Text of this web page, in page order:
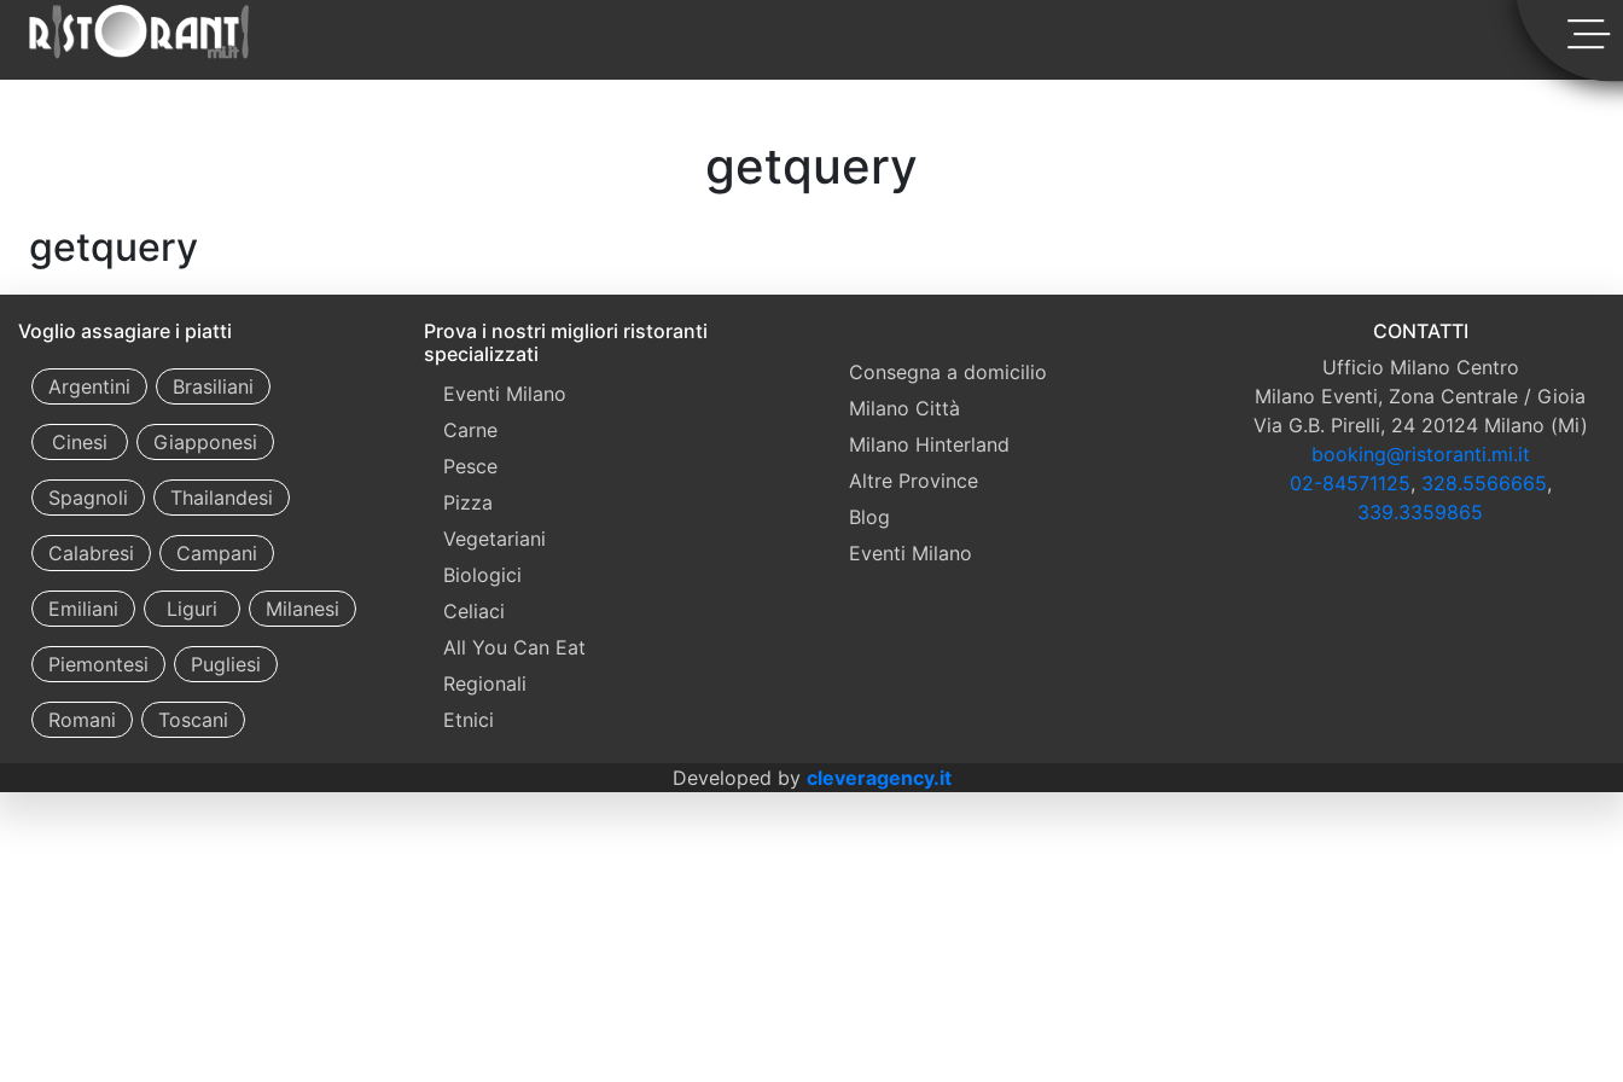
getquery
getquery
Voglio assagiare i piatti
Argentini Brasiliani
Cinesi Giapponesi
Spagnoli Thailandesi
Calabresi Campani
Emiliani Liguri Milanesi
Piemontesi Pugliesi
Romani Toscani
Prova i nostri migliori ristoranti
specializzati
Eventi Milano
Carne
Pesce
Pizza
Vegetariani
Biologici
Celiaci
All You Can Eat
Regionali
Etnici
Consegna a domicilio
Milano Città
Milano Hinterland
Altre Province
Blog
Eventi Milano
CONTATTI
Ufficio Milano Centro
Milano Eventi, Zona Centrale / Gioia
Via G.B. Pirelli, 24 20124 Milano (Mi)
booking@ristoranti.mi.it
02-84571125, 328.5566665,
339.3359865
Developed by cleveragency.it